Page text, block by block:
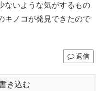
ないような気がするもの
キノコが発見できたので
返信
き込む